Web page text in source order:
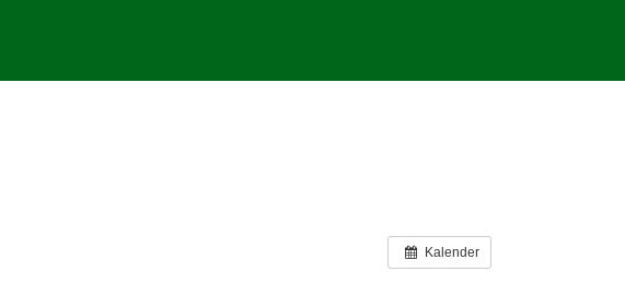
Kalender